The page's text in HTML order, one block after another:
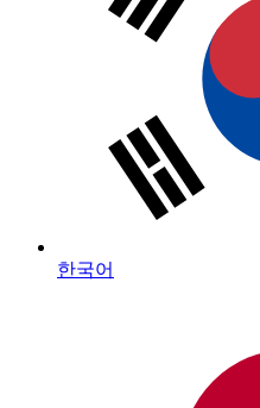
한국어